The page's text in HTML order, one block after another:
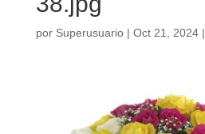
por Superusuario| Oct 21, 2024|